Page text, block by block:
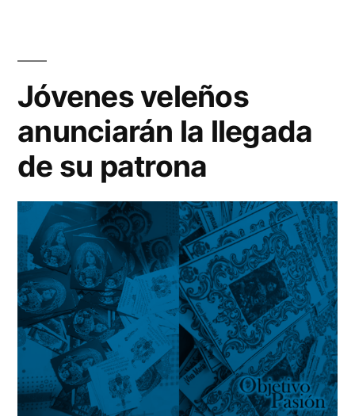
procesión
de
la
patrona
Jóvenes veleños
anunciarán la llegada
de su patrona